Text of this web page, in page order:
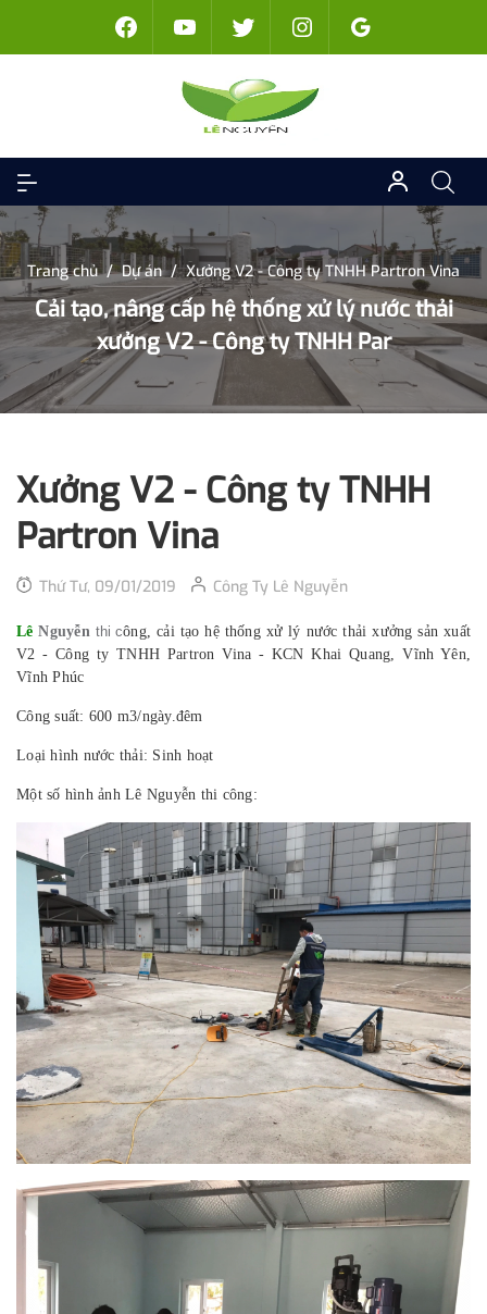
Trang chủ / Dự án / Xưởng V2 - Công ty TNHH Partron Vina
Cải tạo, nâng cấp hệ thống xử lý nước thải
xưởng V2 - Công ty TNHH Par
Xưởng V2 - Công ty TNHH
Partron Vina
Thứ Tư, 09/01/2019 Công Ty Lê Nguyễn
Lê Nguyễnthi công, cải tạo hệ thống xử lý nước thải xưởng sản xuất
V2 - Công ty TNHH Partron Vina - KCN Khai Quang, Vĩnh Yên,
Vĩnh Phúc
Công suất: 600 m3/ngày.đêm
Loại hình nước thải: Sinh hoạt
Một số hình ảnh Lê Nguyễn thi công: